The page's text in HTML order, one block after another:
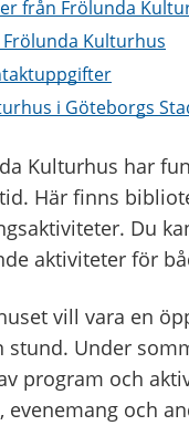
från Frölunda
Frölunda Kulturhus
i Göteborgs
Kulturhus har
Här finns
Du
aktiviteter för
vill vara en
stund. Under
program och
evenemang och